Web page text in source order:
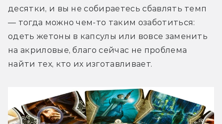
десятки, и вы не собираетесь сбавлять темп
— тогда можно чем-то таким озаботиться:
одеть жетоны в капсулы или вовсе заменить
на акриловые, благо сейчас не проблема
найти тех, кто их изготавливает.